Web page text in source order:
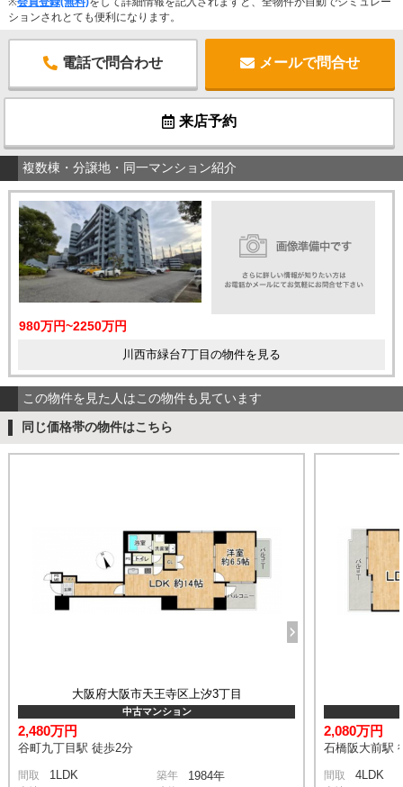
ションされとても便利になります。
電話で問合わせ メールで問合せ
来店予約
複数棟・分譲地・同一マンション紹介
980万円~2250万円
川西市緑台7丁目の物件を見る
この物件を見た人はこの物件も見ています
同じ価格帯の物件はこちら
大阪府大阪市天王寺区上汐3丁目
中古マンション
2,480万円
谷町九丁目駅 徒歩2分
間取 1LDK 築年 1984年
2,080万円
石橋阪大前駅
間取 4LDK